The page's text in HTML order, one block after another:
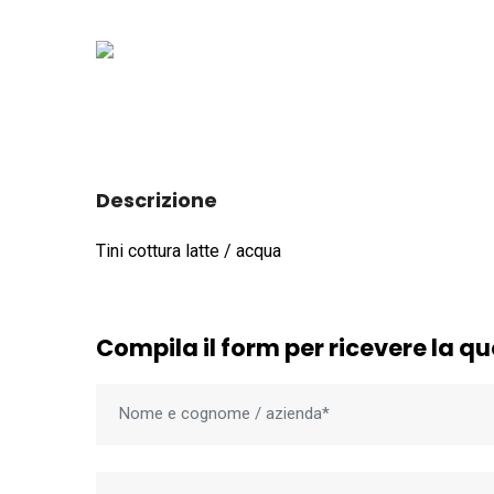
Descrizione
Tini cottura latte / acqua
Compila il form per ricevere la